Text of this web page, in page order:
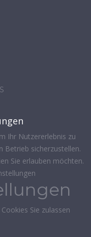
Ihr Nutzererlebnis zu
Betrieb sicherzustellen.
Sie erlauben möchten.
Sie zulassen